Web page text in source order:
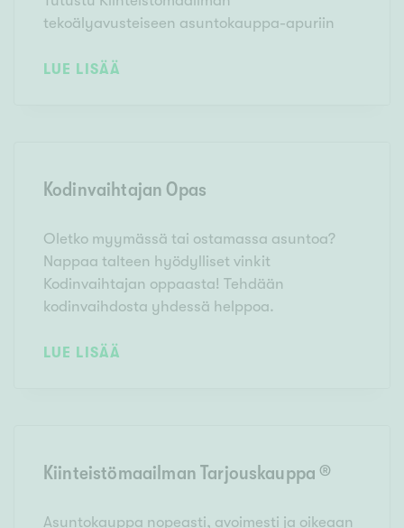
tekoälyavusteiseen asuntokauppa-apuriin
LUE LISÄÄ
Kodinvaihtajan Opas
Oletko myymässä tai ostamassa asuntoa?
Nappaa talteen hyödylliset vinkit
Kodinvaihtajan oppaasta! Tehdään
kodinvaihdosta yhdessä helppoa.
LUE LISÄÄ
Kiinteistömaailman Tarjouskauppa ®
Asuntokauppa nopeasti, avoimesti ja oikeaan